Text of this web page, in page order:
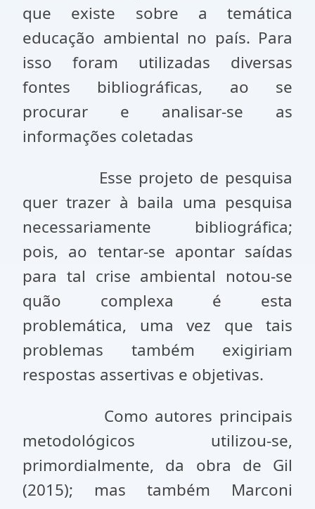
que existe sobre a temática
educação ambiental no país. Para
isso foram utilizadas diversas
fontes bibliográficas, ao se
procurar e analisar-se as
informações coletadas
Esse projeto de pesquisa
quer trazer à baila uma pesquisa
necessariamente bibliográfica;
pois, ao tentar-se apontar saídas
para tal crise ambiental notou-se
quão complexa é esta
problemática, uma vez que tais
problemas também exigiriam
respostas assertivas e objetivas.
Como autores principais
metodológicos utilizou-se,
primordialmente, da obra de Gil
(2015); mas também Marconi